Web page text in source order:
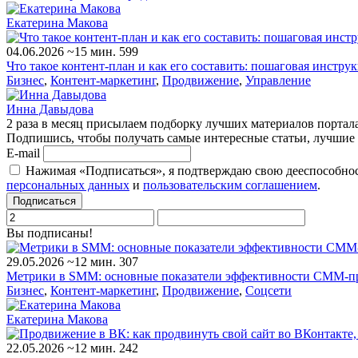
Екатерина Макова
04.06.2026 ~15 мин. 599
Что такое контент-план и как его составить: пошаговая
Бизнес, Контент-маркетинг, Продвижение, Управление
Инна Давыдова
2 раза в месяц присылаем подборку лучших материалов
Подпишись, чтобы получать самые интересные статьи,
E-mail
Нажимая «Подписаться», я подтверждаю свою
персональных данных и пользовательским соглашением.
Подписаться
Вы подписаны!
29.05.2026 ~12 мин. 307
Метрики в SMM: основные показатели эффективности СММ-
Бизнес, Контент-маркетинг, Продвижение, Соцсети
Екатерина Макова
22.05.2026 ~12 мин. 242